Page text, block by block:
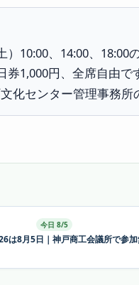
10:00、14:00、18:00の
1,000円、全席自由で
化センター管理事務所
今日 8/5
は8月5日｜神戸商工会議所で参